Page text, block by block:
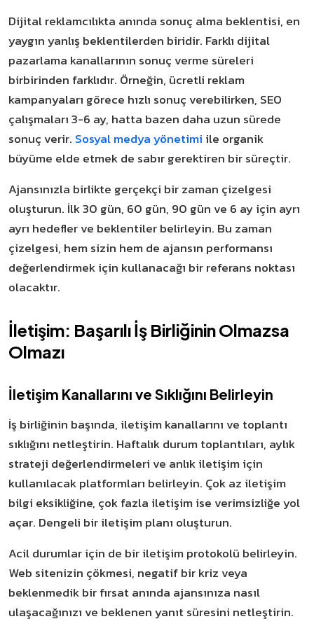
Dijital reklamcılıkta anında sonuç alma beklentisi, en
yaygın yanlış beklentilerden biridir. Farklı dijital
pazarlama kanallarının sonuç verme süreleri
birbirinden farklıdır. Örneğin, ücretli reklam
kampanyaları görece hızlı sonuç verebilirken, SEO
çalışmaları 3-6 ay, hatta bazen daha uzun sürede
sonuç verir. Sosyal medya yönetimi ile organik
büyüme elde etmek de sabır gerektiren bir süreçtir.
Ajansınızla birlikte gerçekçi bir zaman çizelgesi
oluşturun. İlk 30 gün, 60 gün, 90 gün ve 6 ay için ayrı
ayrı hedefler ve beklentiler belirleyin. Bu zaman
çizelgesi, hem sizin hem de ajansın performansı
değerlendirmek için kullanacağı bir referans noktası
olacaktır.
İletişim: Başarılı İş Birliğinin Olmazsa
Olmazı
İletişim Kanallarını ve Sıklığını Belirleyin
İş birliğinin başında, iletişim kanallarını ve toplantı
sıklığını netleştirin. Haftalık durum toplantıları, aylık
strateji değerlendirmeleri ve anlık iletişim için
kullanılacak platformları belirleyin. Çok az iletişim
bilgi eksikliğine, çok fazla iletişim ise verimsizliğe yol
açar. Dengeli bir iletişim planı oluşturun.
Acil durumlar için de bir iletişim protokolü belirleyin.
Web sitenizin çökmesi, negatif bir kriz veya
beklenmedik bir fırsat anında ajansınıza nasıl
ulaşacağınızı ve beklenen yanıt süresini netleştirin.